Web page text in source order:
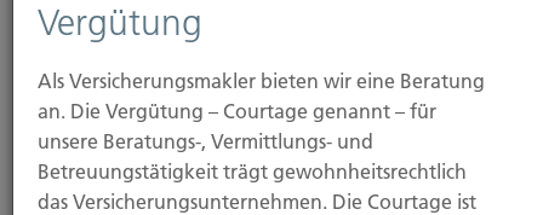
Vergütung
Als Versicherungsmakler bieten wir eine Beratung
an. Die Vergütung – Courtage genannt – für
unsere Beratungs-, Vermittlungs- und
Betreuungstätigkeit trägt gewohnheitsrechtlich
das Versicherungsunternehmen. Die Courtage ist